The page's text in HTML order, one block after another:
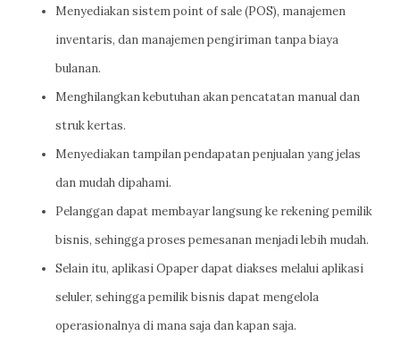
Menyediakan sistem point of sale (POS), manajemen
inventaris, dan manajemen pengiriman tanpa biaya
bulanan.
Menghilangkan kebutuhan akan pencatatan manual dan
struk kertas.
Menyediakan tampilan pendapatan penjualan yang jelas
dan mudah dipahami.
Pelanggan dapat membayar langsung ke rekening pemilik
bisnis, sehingga proses pemesanan menjadi lebih mudah.
Selain itu, aplikasi Opaper dapat diakses melalui aplikasi
seluler, sehingga pemilik bisnis dapat mengelola
operasionalnya di mana saja dan kapan saja.